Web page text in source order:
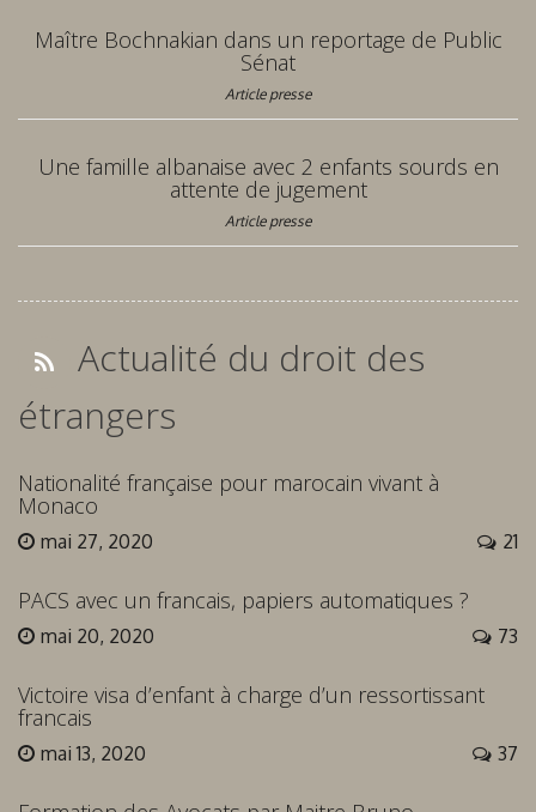
Maître Bochnakian dans un reportage de Public
Sénat
Article presse
Une famille albanaise avec 2 enfants sourds en
attente de jugement
Article presse
Actualité du droit des
étrangers
Nationalité française pour marocain vivant à
Monaco
mai 27, 2020 21
PACS avec un francais, papiers automatiques ?
mai 20, 2020 73
Victoire visa d’enfant à charge d’un ressortissant
francais
mai 13, 2020 37